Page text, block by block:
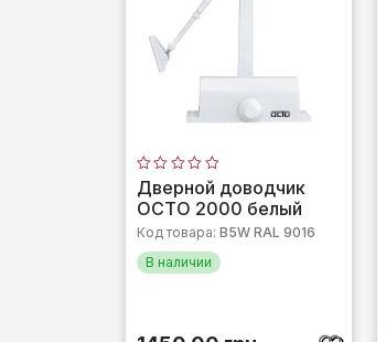
Оценка
0
из
Дверной доводчик
OCTO 2000 белый
Код товара: B5W RAL 9016
В наличии